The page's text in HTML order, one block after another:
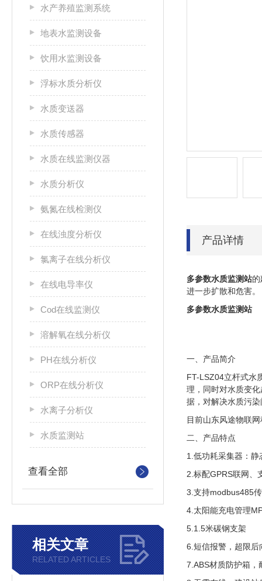
水产养殖监测系统
地表水监测设备
饮用水监测设备
浮标水质分析仪
水质变送器
水质传感器
水质在线监测仪器
水质分析仪
氨氮在线检测仪
在线浊度分析仪
氯离子在线分析仪
在线电导率仪
Cod在线监测仪
溶解氧在线分析仪
PH在线分析仪
ORP在线分析仪
水离子分析仪
水质监测站
查看全部
相关文章
RELATED ARTICLES
产品详情
多参数水质监测站的
进一步扩散和危害。
多参数水质监测站
一、产品简介
FT-LSZ04立杆式水
理，同时对水质变
据，对解决水质污
目前山东风途物联
二、产品特点
1.低功耗采集器：
2.标配GPRS联网、
3.支持modbus485
4.太阳能充电管理
5.1.5米碳钢支架
6.短信报警，超限后
7.ABS材质防护箱，